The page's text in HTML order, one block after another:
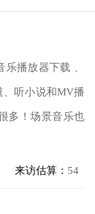
播放器下载 、
、听小说和MV播
多！场景音乐也
来访估算： 54